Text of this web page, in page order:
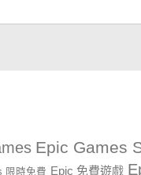
Epic Games
限時免費 Epic 免費遊戲